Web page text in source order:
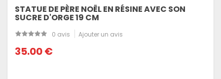
STATUE DE PÈRE NOËL EN RÉSINE AVEC SON
SUCRE D'ORGE 19 CM
0 avis Ajouter un avis
35.00 €